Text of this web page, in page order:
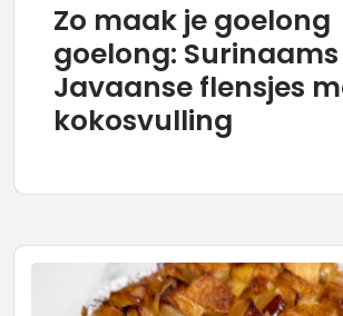
Zo maak je goelong
goelong: Surinaams
Javaanse flensjes
kokosvulling